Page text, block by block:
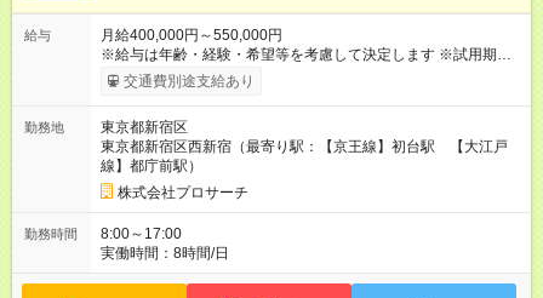
給与
月給400,000円～550,000円
※給与は年齢・経験・希望等を考慮して決定します ※試用期間は
３ヶ月で、その他の条件に変更はありません 【試用期間】試用
期間あり 試用期間の長さ：3ヶ月 雇用形態、給与は本採用時と
交通費別途支給あり
勤務地
東京都新宿区
東京都新宿区西新宿（最寄り駅：【京王線】初台駅 【大江戸
線】都庁前駅）
株式会社プロサーチ
勤務時間
8:00～17:00
実働時間：8時間/日